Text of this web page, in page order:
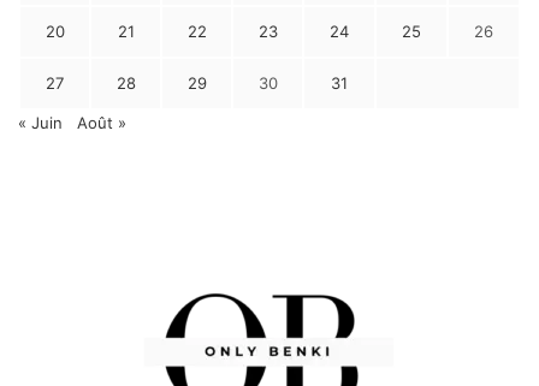
20 21 22 23 24 25 26
27 28 29 30 31
« Juin Août »